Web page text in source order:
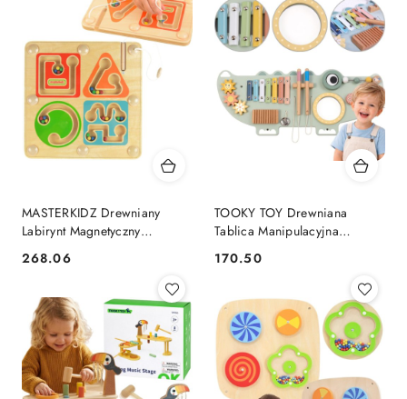
MASTERKIDZ Drewniany
Labirynt Magnetyczny
Montessori Pisanie i Motoryka
Cena:
268.06
TOOKY TOY Drewniana
Tablica Manipulacyjna
Krokodyl 3 el.
Cena:
170.50